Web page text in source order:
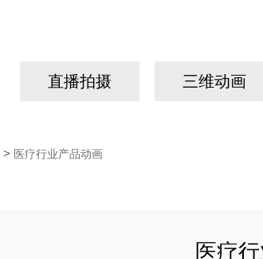
直播拍摄 三维动画
> 医疗行业产品动画
医疗